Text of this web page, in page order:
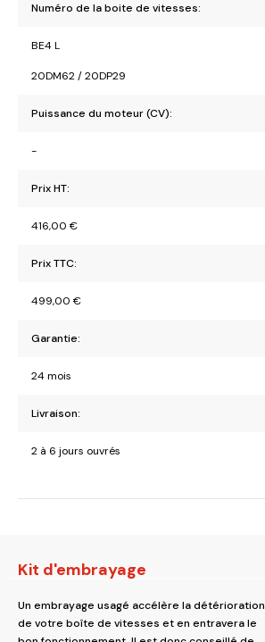
Numéro de la boite de vitesses:
BE4 L
20DM62 / 20DP29
Puissance du moteur (CV):
-
Prix HT:
416,00 €
Prix TTC:
499,00 €
Garantie:
24 mois
Livraison:
2 à 6 jours ouvrés
Kit d'embrayage
Un embrayage usagé accélère la détérioration
de votre boîte de vitesses et en entravera le